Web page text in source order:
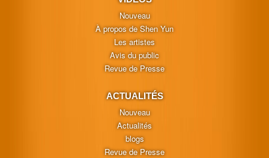
Nouveau
À propos de Shen Yun
Les artistes
Avis du public
Revue de Presse
ACTUALITÉS
Nouveau
Actualités
blogs
Revue de Presse